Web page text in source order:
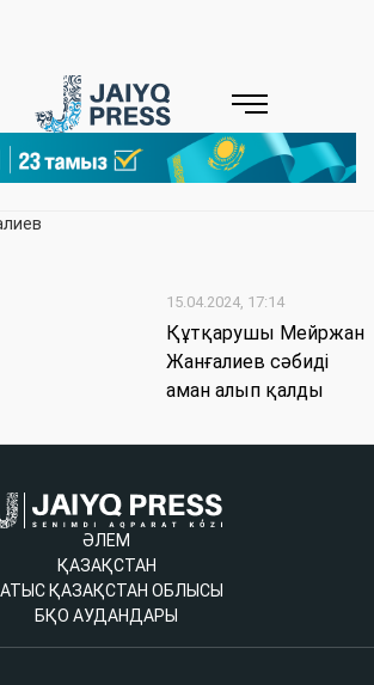
15.04.2024, 17:14
Құтқарушы Мейржан
Жанғалиев сәбиді
аман алып қалды
ӘЛЕМ
ҚАЗАҚСТАН
ҚАЗАҚСТАН ОБЛЫСЫ
БҚО АУДАНДАРЫ